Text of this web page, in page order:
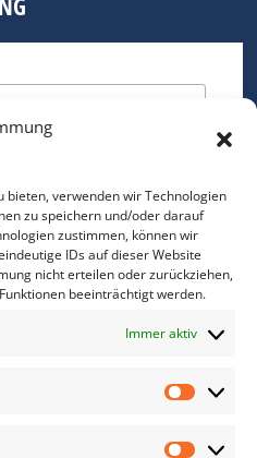
bieten, verwenden wir Technologien
zu speichern und/oder darauf
zustimmen, können wir
IDs auf dieser Website
nicht erteilen oder zurückziehen,
beeinträchtigt werden.
Immer aktiv
*